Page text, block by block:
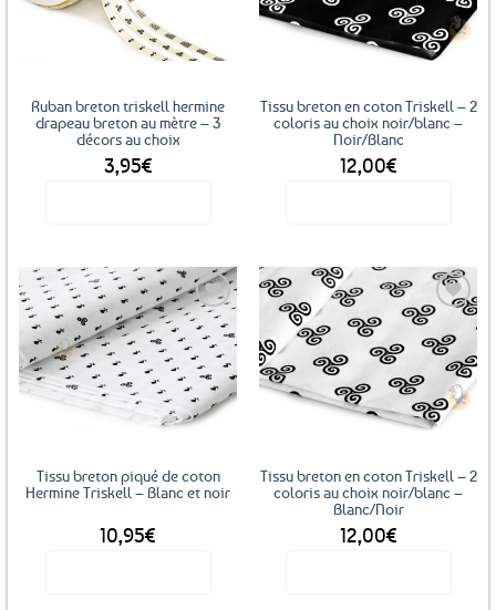
Ruban breton triskell hermine
drapeau breton au mètre – 3
décors au choix
3,95€
a
plusieurs
variations.
Les
options
peuvent
sur
la
Tissu breton en coton Triskell – 2
coloris au choix noir/blanc –
Noir/Blanc
12,00€
Ajouter
aux
favoris
Tissu breton piqué de coton
Hermine Triskell – Blanc et noir
10,95€
Tissu breton en coton Triskell – 2
coloris au choix noir/blanc –
Blanc/Noir
12,00€